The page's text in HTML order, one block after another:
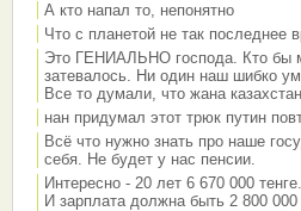
А кто напал то, непонятно
Что с планетой не так последнее
Это ГЕНИАЛЬНО господа. Кто бы
затевалось. Ни один наш шибко
Все то думали, что жана
нан придумал этот трюк путин
Всё что нужно знать про наше
себя. Не будет у нас пенсии.
Интересно - 20 лет 6 670 000
И зарплата должна быть 2 800